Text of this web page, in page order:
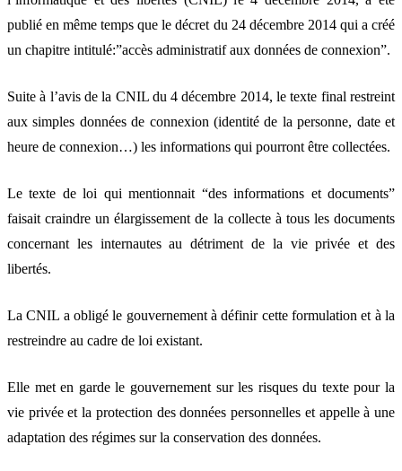
publié en même temps que le décret du 24 décembre 2014 qui a créé
un chapitre intitulé:”accès administratif aux données de connexion”.
Suite à l’avis de la CNIL du 4 décembre 2014, le texte final restreint
aux simples données de connexion (identité de la personne, date et
heure de connexion…) les informations qui pourront être collectées.
Le texte de loi qui mentionnait “des informations et documents”
faisait craindre un élargissement de la collecte à tous les documents
concernant les internautes au détriment de la vie privée et des
libertés.
La CNIL a obligé le gouvernement à définir cette formulation et à la
restreindre au cadre de loi existant.
Elle met en garde le gouvernement sur les risques du texte pour la
vie privée et la protection des données personnelles et appelle à une
adaptation des régimes sur la conservation des données.